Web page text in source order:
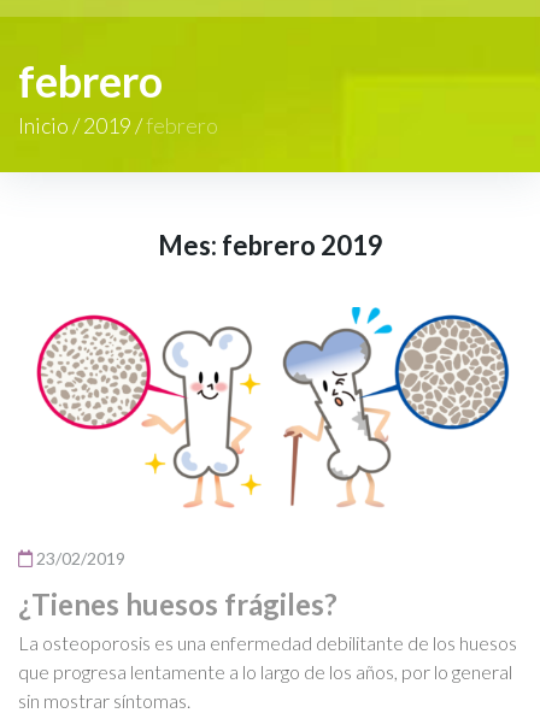
febrero
Inicio/2019/febrero
Mes: febrero 2019
23/02/2019
¿Tienes huesos frágiles?
La osteoporosis es una enfermedad debilitante de los huesos
que progresa lentamente a lo largo de los años, por lo general
sin mostrar síntomas.